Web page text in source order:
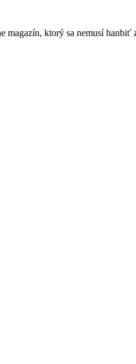
magazín, ktorý sa nemusí